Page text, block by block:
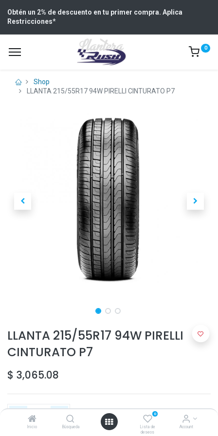
Inicio Búsqueda
0
Lista de
deseos
Account
Obtén un 2% de descuento en tu primer compra. Aplica
Restricciones*
0
Shop
LLANTA 215/55R17 94W PIRELLI CINTURATO P7
LLANTA 215/55R17 94W PIRELLI
CINTURATO P7
$ 3,065.08